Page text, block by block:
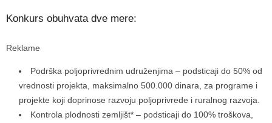
Konkurs obuhvata dve mere:
Reklame
Podrška poljoprivrednim udruženjima – podsticaji do 50% od
vrednosti projekta, maksimalno 500.000 dinara, za programe i
projekte koji doprinose razvoju poljoprivrede i ruralnog razvoja.
Kontrola plodnosti zemljišt* – podsticaji do 100% troškova,